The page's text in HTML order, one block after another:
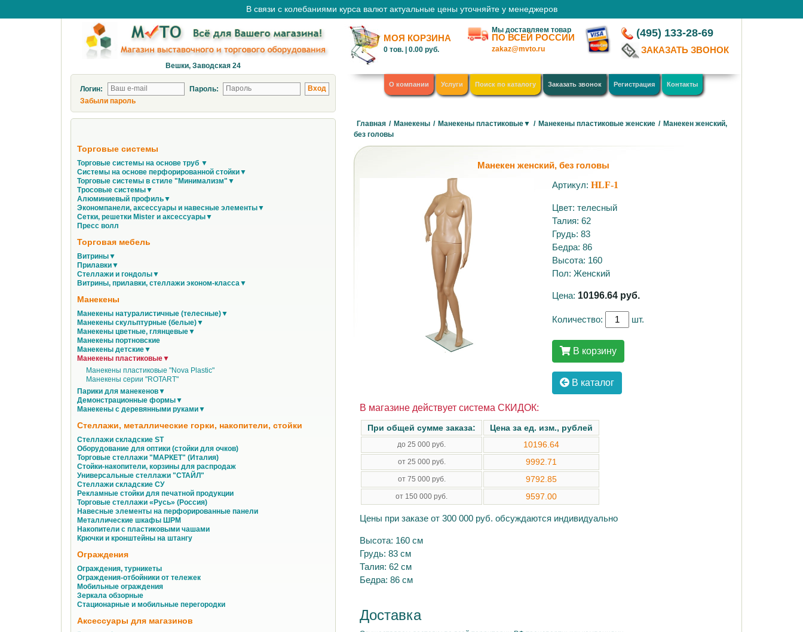
В связи с колебаниями курса валют актуальные цены уточняйте у менеджеров
Вешки, Заводская 24
МОЯ КОРЗИНА
0 тов. |0.00 руб.
Мы доставляем товар
ПО ВСЕЙ РОССИИ
zakaz@mvto.ru
(495) 133-28-69
ЗАКАЗАТЬ ЗВОНОК
Логин:
Пароль:
Забыли пароль
О компании Услуги Поиск по каталогу Заказать звонок Регистрация Контакты
Торговые системы
Торговые системы на основе труб ▼
Системы на основе перфорированной стойки▼
Торговые системы в стиле "Минимализм"▼
Тросовые системы▼
Алюминиевый профиль▼
Экономпанели, аксессуары и навесные элементы▼
Сетки, решетки Mister и аксессуары▼
Пресс волл
Торговая мебель
Витрины▼
Прилавки▼
Стеллажи и гондолы▼
Витрины, прилавки, стеллажи эконом-класса▼
Манекены
Манекены натуралистичные (телесные)▼
Манекены скульптурные (белые)▼
Манекены цветные, глянцевые▼
Манекены портновские
Манекены детские▼
Манекены пластиковые▼
Манекены пластиковые "Nova Plastic"
Манекены серии "ROTART"
Парики для манекенов▼
Демонстрационные формы▼
Манекены с деревянными руками▼
Стеллажи, металлические горки, накопители, стойки
Стеллажи складские ST
Оборудование для оптики (стойки для очков)
Торговые стеллажи "МАРКЕТ" (Италия)
Стойки-накопители, корзины для распродаж
Универсальные стеллажи "СТАЙЛ"
Стеллажи складские СУ
Рекламные стойки для печатной продукции
Торговые стеллажи «Русь» (Россия)
Навесные элементы на перфорированные панели
Металлические шкафы ШРМ
Накопители с пластиковыми чашами
Крючки и кронштейны на штангу
Ограждения
Ограждения, турникеты
Ограждения-отбойники от тележек
Мобильные ограждения
Зеркала обзорные
Стационарные и мобильные перегородки
Аксессуары для магазинов
Главная / Манекены / Манекены пластиковые▼ / Манекены пластиковые женские / Манекен женский,
без головы
Манекен женский, без головы
Артикул:HLF-1
Цвет: телесный
Талия: 62
Грудь: 83
Бедра: 86
Высота: 160
Пол: Женский
Цена: 10196.64 руб.
Количество: шт.
В корзину
В каталог
В магазине действует система СКИДОК:
При общей сумме заказа: Цена за ед. изм., рублей
до 25 000 руб. 10196.64
от 25 000 руб. 9992.71
от 75 000 руб. 9792.85
от 150 000 руб. 9597.00
Цены при заказе от 300 000 руб. обсуждаются индивидуально
Высота: 160 см
Грудь: 83 см
Талия: 62 см
Бедра: 86 см
Доставка